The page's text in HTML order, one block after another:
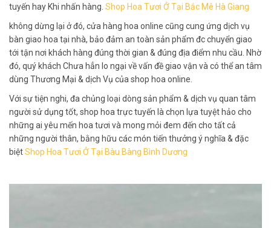
tuyến hay Khi nhấn hàng. Shop Hoa Tươi Ở Tại Bắc Mê Hà Giang
không dừng lại ở đó, cửa hàng hoa online cũng cung ứng dịch vụ
bàn giao hoa tại nhà, bảo đảm an toàn sản phẩm đc chuyển giao
tới tận nơi khách hàng đúng thời gian & đúng địa điểm nhu cầu. Nhờ
đó, quý khách Chưa hẳn lo ngại về vấn đề giao vận và có thể an tâm
dùng Thương Mại & dịch Vụ của shop hoa online.
Với sự tiện nghi, đa chủng loại dòng sản phẩm & dịch vụ quan tâm
người sử dụng tốt, shop hoa trực tuyến là chọn lựa tuyệt hảo cho
những ai yêu mến hoa tươi và mong mỏi đem đến cho tất cả
những người thân, bằng hữu các món tiến thưởng ý nghĩa & đặc
biệtShop Hoa Tươi Ở Tại Bàu Bàng Bình Dương